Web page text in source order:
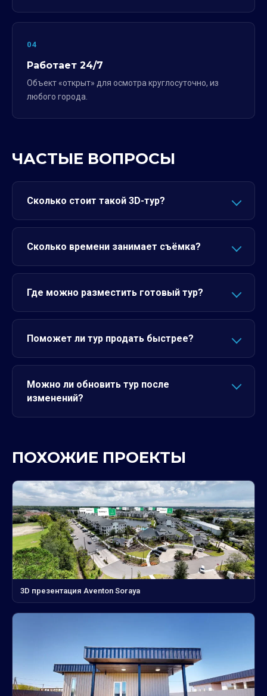
04
Работает 24/7
Объект «открыт» для осмотра круглосуточно, из
любого города.
ЧАСТЫЕ ВОПРОСЫ
Сколько стоит такой 3D-тур?
Сколько времени занимает съёмка?
Где можно разместить готовый тур?
Поможет ли тур продать быстрее?
Можно ли обновить тур после
изменений?
ПОХОЖИЕ ПРОЕКТЫ
3D презентация Aventon Soraya